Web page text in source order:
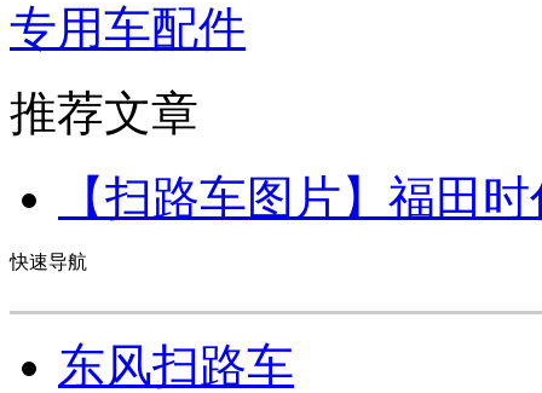
专用车配件
推荐文章
【扫路车图片】 福田
快速导航
东风扫路车